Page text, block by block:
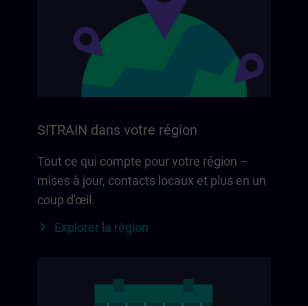
SITRAIN dans votre région
Tout ce qui compte pour votre région –
mises à jour, contacts locaux et plus en un
coup d'œil.
Explorer la région